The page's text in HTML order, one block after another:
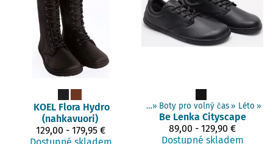
KOEL Flora Hydro
(nahkavuori)
129,00 - 179,95 €
Produkty‪»Barefoot boty‪» Dospělí boty ‪» Boty pro volný čas ‪» Léto ‪»
Be Lenka Cityscape
89,00 - 129,90 €
Dostupné skladem